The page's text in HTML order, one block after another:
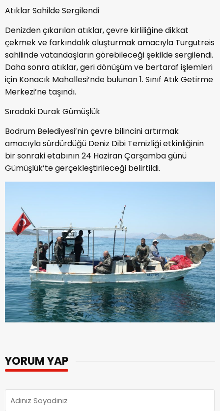
Atıklar Sahilde Sergilendi
Denizden çıkarılan atıklar, çevre kirliliğine dikkat
çekmek ve farkındalık oluşturmak amacıyla Turgutreis
sahilinde vatandaşların görebileceği şekilde sergilendi.
Daha sonra atıklar, geri dönüşüm ve bertaraf işlemleri
için Konacık Mahallesi’nde bulunan 1. Sınıf Atık Getirme
Merkezi’ne taşındı.
Sıradaki Durak Gümüşlük
Bodrum Belediyesi’nin çevre bilincini artırmak
amacıyla sürdürdüğü Deniz Dibi Temizliği etkinliğinin
bir sonraki etabının 24 Haziran Çarşamba günü
Gümüşlük’te gerçekleştirileceği belirtildi.
YORUM YAP